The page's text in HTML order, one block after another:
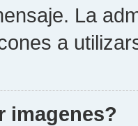
La
a
imagenes?